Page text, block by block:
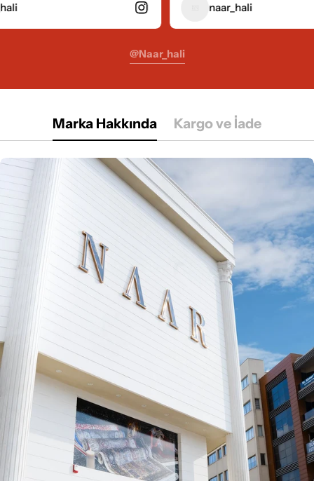
naar_hali
@naar_hali
Marka Hakkında Kargo ve İade